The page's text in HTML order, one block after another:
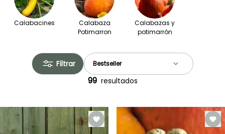
Calabacines
Calabaza
Potimarron
Calabazas y
potimarrón
Filtrar
99 resultados